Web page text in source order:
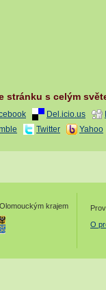
stránku s celým
Del.icio.us
Twitter Yahoo
krajem
O